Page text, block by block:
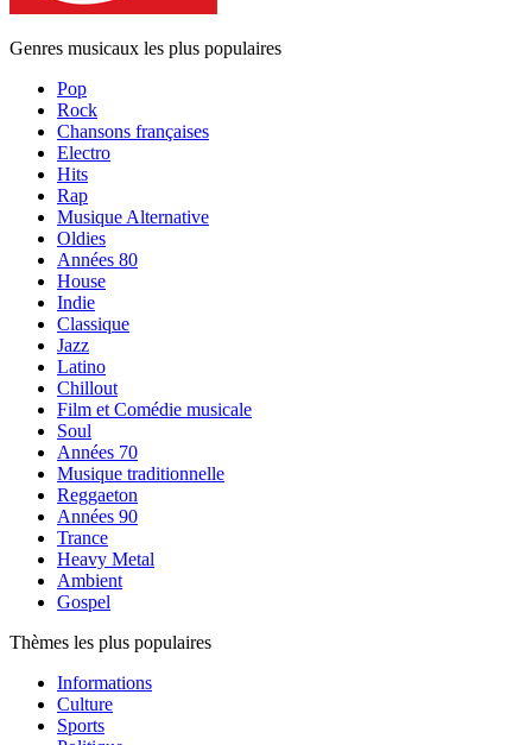
Genres musicaux les plus populaires
Pop
Rock
Chansons françaises
Electro
Hits
Rap
Musique Alternative
Oldies
Années 80
House
Indie
Classique
Jazz
Latino
Chillout
Film et Comédie musicale
Soul
Années 70
Musique traditionnelle
Reggaeton
Années 90
Trance
Heavy Metal
Ambient
Gospel
Thèmes les plus populaires
Informations
Culture
Sports